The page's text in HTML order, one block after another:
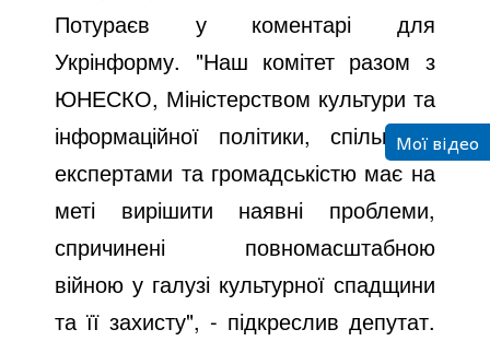
Потураєв у коментарі для
Укрінформу. "Наш комітет разом з
ЮНЕСКО, Міністерством культури та
інформаційної політики, спільно з
експертами та громадськістю має на
меті вирішити наявні проблеми,
спричинені повномасштабною
війною у галузі культурної спадщини
та її захисту", - підкреслив депутат.
Мої відео